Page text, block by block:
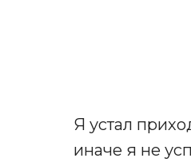
Я устал
иначе я не